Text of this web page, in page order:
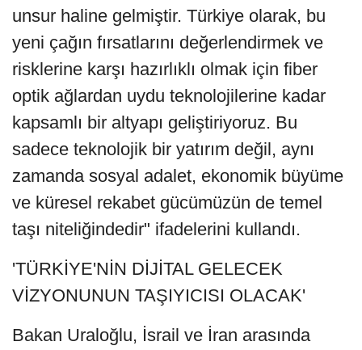
unsur haline gelmiştir. Türkiye olarak, bu
yeni çağın fırsatlarını değerlendirmek ve
risklerine karşı hazırlıklı olmak için fiber
optik ağlardan uydu teknolojilerine kadar
kapsamlı bir altyapı geliştiriyoruz. Bu
sadece teknolojik bir yatırım değil, aynı
zamanda sosyal adalet, ekonomik büyüme
ve küresel rekabet gücümüzün de temel
taşı niteliğindedir" ifadelerini kullandı.
'TÜRKİYE'NİN DİJİTAL GELECEK
VİZYONUNUN TAŞIYICISI OLACAK'
Bakan Uraloğlu, İsrail ve İran arasında